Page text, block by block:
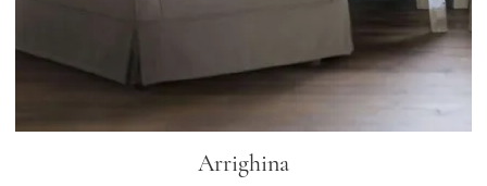
Arrighina